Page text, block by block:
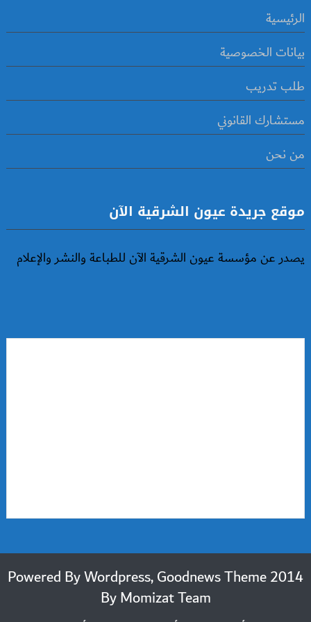
الرئيسية
بيانات الخصوصية
طلب تدريب
مستشارك القانوني
من نحن
موقع جريدة عيون الشرقية الآن
يصدر عن مؤسسة عيون الشرقية الآن للطباعة والنشر والإعلام
2014 Powered By Wordpress, Goodnews Theme
ByMomizat Team